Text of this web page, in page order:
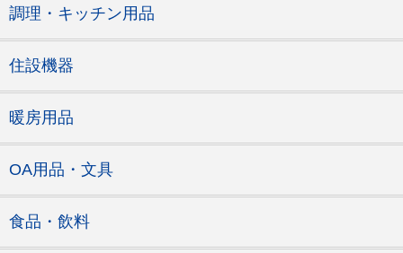
調理・キッチン用品
住設機器
暖房用品
OA用品・文具
食品・飲料